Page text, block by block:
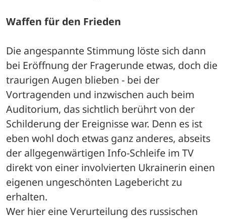
Waffen für den Frieden
Die angespannte Stimmung löste sich dann
bei Eröffnung der Fragerunde etwas, doch die
traurigen Augen blieben - bei der
Vortragenden und inzwischen auch beim
Auditorium, das sichtlich berührt von der
Schilderung der Ereignisse war. Denn es ist
eben wohl doch etwas ganz anderes, abseits
der allgegenwärtigen Info-Schleife im TV
direkt von einer involvierten Ukrainerin einen
eigenen ungeschönten Lagebericht zu
erhalten.
Wer hier eine Verurteilung des russischen